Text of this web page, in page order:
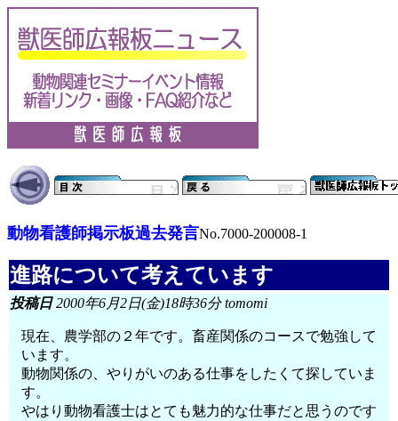
動物看護師掲示板過去発言No.7000-200008-1
進路について考えています
投稿日2000年6月2日(金)18時36分 tomomi
現在、農学部の２年です。畜産関係のコースで勉強して
います。
動物関係の、やりがいのある仕事をしたくて探していま
す。
やはり動物看護士はとても魅力的な仕事だと思うのです